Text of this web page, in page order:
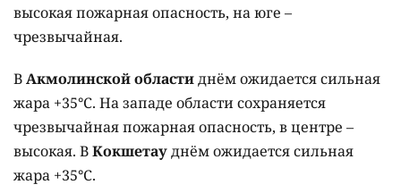
высокая пожарная опасность, на юге –
чрезвычайная.
ВАкмолинской областиднём ожидается сильная
жара +35°C. На западе области сохраняется
чрезвычайная пожарная опасность, в центре –
высокая. ВКокшетауднём ожидается сильная
жара +35°C.